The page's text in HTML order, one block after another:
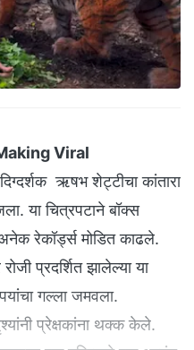
Viral
ऋषभ शेट्टीचा कांतारा
या चित्रपटाने बॉक्स
रेकॉर्ड्स मोडित काढले.
प्रदर्शित झालेल्या या
गल्ला जमवला.
प्रेक्षकांना थक्क केले.